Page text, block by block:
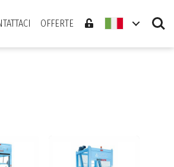
OFFERTE Search